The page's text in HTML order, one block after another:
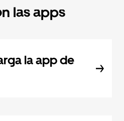
las apps
la app de